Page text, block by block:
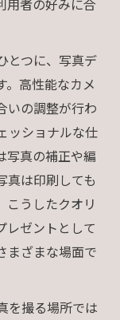
用者の好みに合
とつに、写真デ
。高性能なカメ
いの調整が行わ
ッショナルな仕
写真の補正や編
真は印刷しても
こうしたクオリ
レゼントとして
まざまな場面で
を撮る場所では